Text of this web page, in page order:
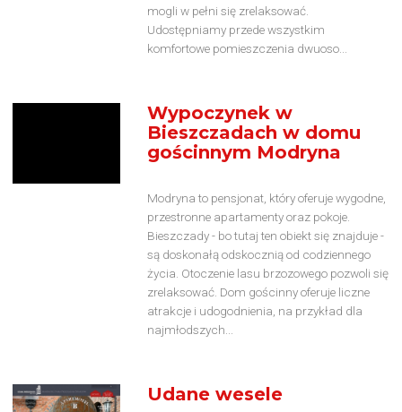
mogli w pełni się zrelaksować.
Udostępniamy przede wszystkim
komfortowe pomieszczenia dwuoso...
Wypoczynek w
Bieszczadach w domu
gościnnym Modryna
Modryna to pensjonat, który oferuje wygodne,
przestronne apartamenty oraz pokoje.
Bieszczady - bo tutaj ten obiekt się znajduje -
są doskonałą odskocznią od codziennego
życia. Otoczenie lasu brzozowego pozwoli się
zrelaksować. Dom gościnny oferuje liczne
atrakcje i udogodnienia, na przykład dla
najmłodszych...
Udane wesele